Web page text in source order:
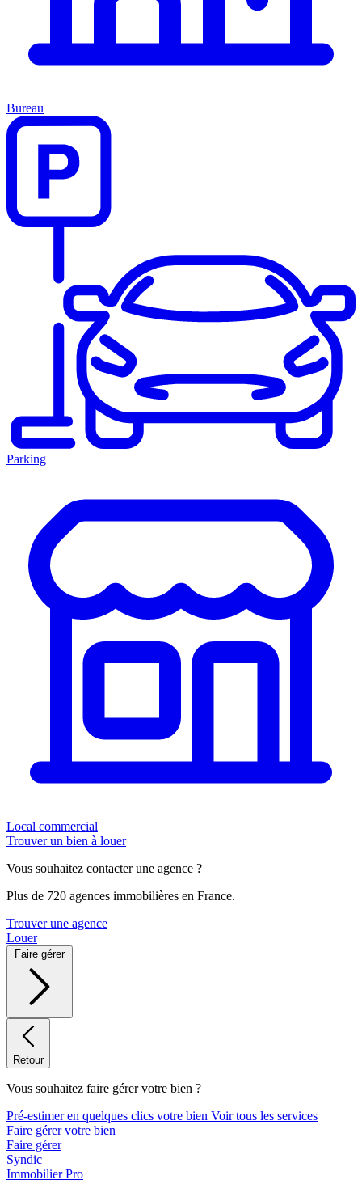
Bureau
Parking
Local commercial
Trouver un bien à louer
Vous souhaitez contacter une agence ?
Plus de 720 agences immobilières en France.
Trouver une agence
Louer
Faire gérer
Retour
Vous souhaitez faire gérer votre bien ?
Pré-estimer en quelques clics votre bien Voir tous les services
Faire gérer votre bien
Faire gérer
Syndic
Immobilier Pro